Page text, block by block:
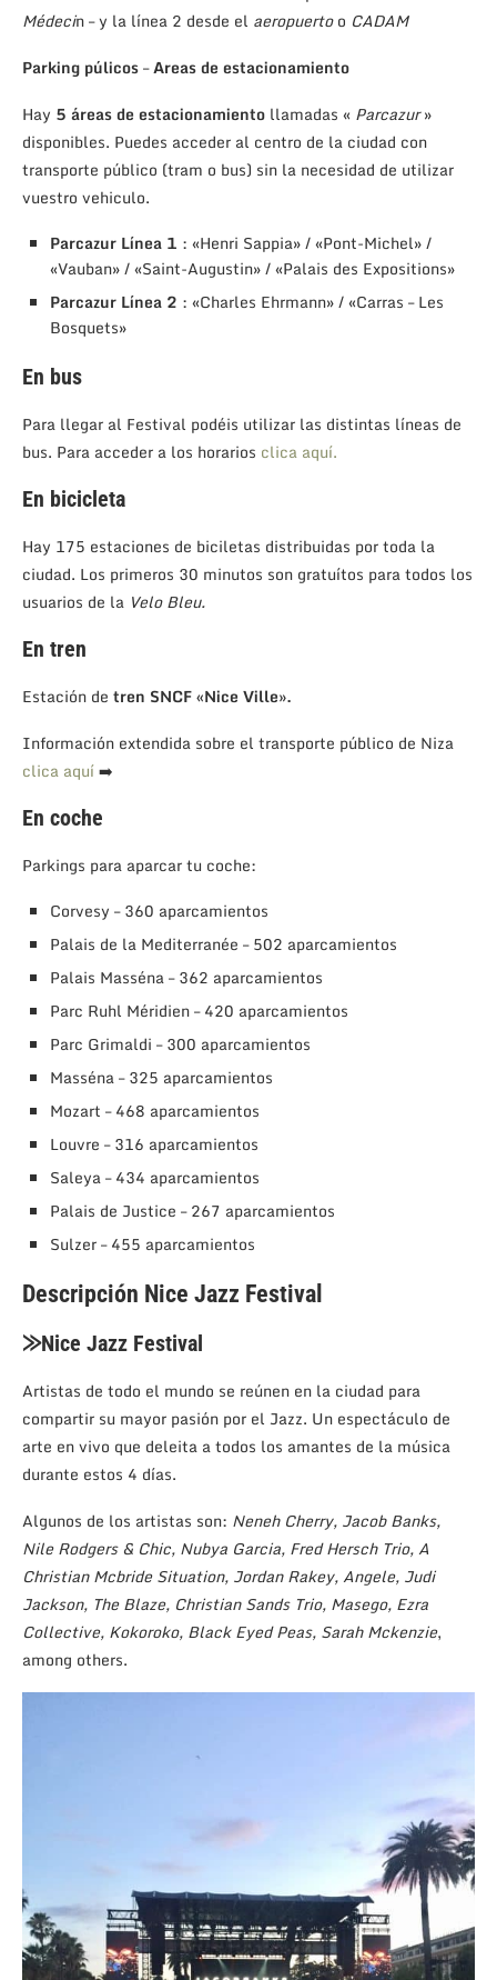
Médecin – y la línea 2 desde el aeropuertoo CADAM
Parking púlicos–Areas de estacionamiento
Hay 5 áreas de estacionamiento llamadas « Parcazur»
disponibles. Puedes acceder al centro de la ciudad con
transporte público (tram o bus) sin la necesidad de utilizar
vuestro vehiculo.
Parcazur Línea 1 : «Henri Sappia» / «Pont-Michel» /
«Vauban» / «Saint-Augustin» / «Palais des Expositions»
Parcazur Línea 2 : «Charles Ehrmann» / «Carras – Les
Bosquets»
En bus
Para llegar al Festival podéis utilizar las distintas líneas de
bus. Para acceder a los horarios clica aquí.
En bicicleta
Hay 175 estaciones de biciletas distribuidas por toda la
ciudad. Los primeros 30 minutos son gratuítos para todos los
usuarios de la Velo Bleu.
En tren
Estación de tren SNCF «Nice Ville».
Información extendida sobre el transporte público de Niza
clica aquí➡️
En coche
Parkings para aparcar tu coche:
Corvesy – 360 aparcamientos
Palais de la Mediterranée – 502 aparcamientos
Palais Masséna – 362 aparcamientos
Parc Ruhl Méridien – 420 aparcamientos
Parc Grimaldi – 300 aparcamientos
Masséna – 325 aparcamientos
Mozart – 468 aparcamientos
Louvre – 316 aparcamientos
Saleya – 434 aparcamientos
Palais de Justice – 267 aparcamientos
Sulzer – 455 aparcamientos
Descripción Nice Jazz Festival
⨠Nice Jazz Festival
Artistas de todo el mundo se reúnen en la ciudad para
compartir su mayor pasión por el Jazz. Un espectáculo de
arte en vivo que deleita a todos los amantes de la música
durante estos 4 días.
Algunos de los artistas son: Neneh Cherry, Jacob Banks,
Nile Rodgers & Chic, Nubya Garcia, Fred Hersch Trio, A
Christian Mcbride Situation, Jordan Rakey, Angele, Judi
Jackson, The Blaze, Christian Sands Trio, Masego, Ezra
Collective, Kokoroko, Black Eyed Peas, Sarah Mckenzie,
among others.